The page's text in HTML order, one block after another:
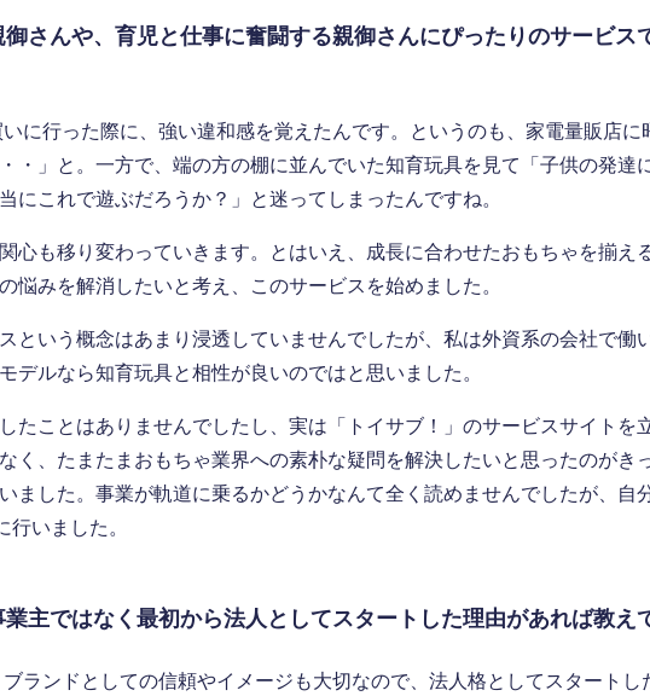
さんや、育児と仕事に奮闘する親御さんにぴったりのサービ
に行った際に、強い違和感を覚えたんです。というのも、家電量販店
・」と。一方で、端の方の棚に並んでいた知育玩具を見て「子供の発
これで遊ぶだろうか？」と迷ってしまったんですね。
心も移り変わっていきます。とはいえ、成長に合わせたおもちゃを揃
悩みを解消したいと考え、このサービスを始めました。
という概念はあまり浸透していませんでしたが、私は外資系の会社で
デルなら知育玩具と相性が良いのではと思いました。
たことはありませんでしたし、実は「トイサブ！」のサービスサイト
く、たまたまおもちゃ業界への素朴な疑問を解決したいと思ったのが
ました。事業が軌道に乗るかどうかなんて全く読めませんでしたが、
いました。
主ではなく最初から法人としてスタートした理由があれば教え
ランドとしての信頼やイメージも大切なので、法人格としてスタート